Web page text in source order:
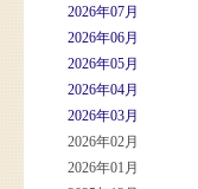
2026年07月
2026年06月
2026年05月
2026年04月
2026年03月
2026年02月
2026年01月